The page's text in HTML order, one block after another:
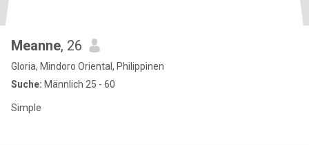
Meanne, 26
Gloria, Mindoro Oriental, Philippinen
Suche: Männlich 25 - 60
Simple